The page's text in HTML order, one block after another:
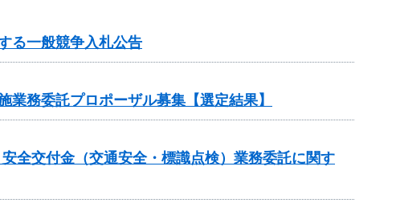
る一般競争入札公告
業務委託プロポーザル募集【選定結果】
全交付金（交通安全・標識点検）業務委託に関す